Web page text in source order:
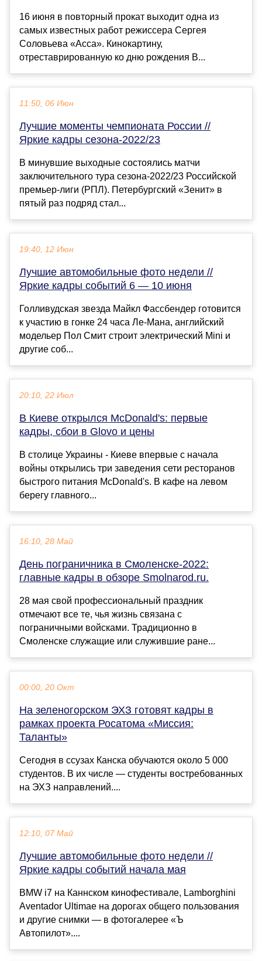
16 июня в повторный прокат выходит одна из
самых известных работ режиссера Сергея
Соловьева «Асса». Кинокартину,
отреставрированную ко дню рождения В...
11:50, 06 Июн
Лучшие моменты чемпионата России //
Яркие кадры сезона-2022/23
В минувшие выходные состоялись матчи
заключительного тура сезона-2022/23 Российской
премьер-лиги (РПЛ). Петербургский «Зенит» в
пятый раз подряд стал...
19:40, 12 Июн
Лучшие автомобильные фото недели //
Яркие кадры событий 6 — 10 июня
Голливудская звезда Майкл Фассбендер готовится
к участию в гонке 24 часа Ле-Мана, английский
модельер Пол Смит строит электрический Mini и
другие соб...
20:10, 22 Июл
В Киеве открылся McDonald's: первые
кадры, сбои в Glovo и цены
В столице Украины - Киеве впервые с начала
войны открылись три заведения сети ресторанов
быстрого питания McDonald's. В кафе на левом
берегу главного...
16:10, 28 Май
День пограничника в Смоленске-2022:
главные кадры в обзоре Smolnarod.ru.
28 мая свой профессиональный праздник
отмечают все те, чья жизнь связана с
пограничными войсками. Традиционно в
Смоленске служащие или служившие ране...
00:00, 20 Окт
На зеленогорском ЭХЗ готовят кадры в
рамках проекта Росатома «Миссия:
Таланты»
Сегодня в ссузах Канска обучаются около 5 000
студентов. В их числе — студенты востребованных
на ЭХЗ направлений....
12:10, 07 Май
Лучшие автомобильные фото недели //
Яркие кадры событий начала мая
BMW i7 на Каннском кинофестивале, Lamborghini
Aventador Ultimae на дорогах общего пользования
и другие снимки — в фотогалерее «Ъ
Автопилот»....